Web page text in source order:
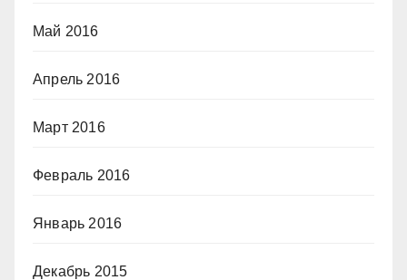
Май 2016
Апрель 2016
Март 2016
Февраль 2016
Январь 2016
Декабрь 2015